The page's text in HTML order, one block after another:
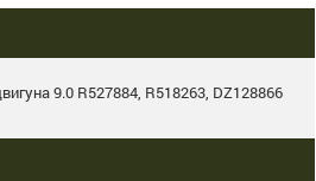
9.0 R527884, R518263, DZ128866